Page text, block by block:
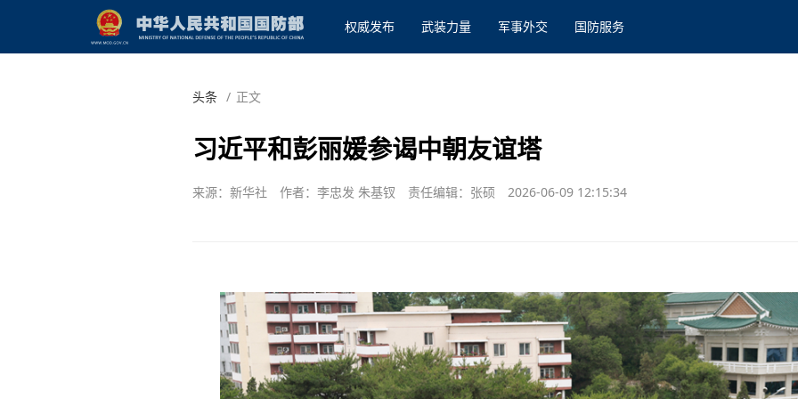
权威发布 武装力量 军事外交 国防服务
头条 / 正文
习近平和彭丽媛参谒中朝友谊塔
来源：新华社 作者：李忠发 朱基钗 责任编辑：张硕 2026-06-09 12:15:34